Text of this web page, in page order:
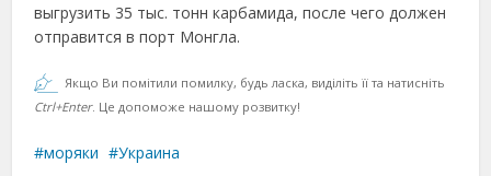
выгрузить 35 тыс. тонн карбамида, после чего должен
отправится в порт Монгла.
Якщо Ви помітили помилку, будь ласка, виділіть її та натисніть
Ctrl+Enter. Це допоможе нашому розвитку!
моряки Украина